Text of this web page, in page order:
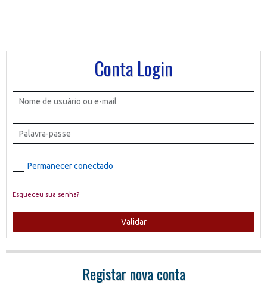
Registar nova conta
Conta Login
Permanecer conectado
Esqueceu sua senha?
Validar